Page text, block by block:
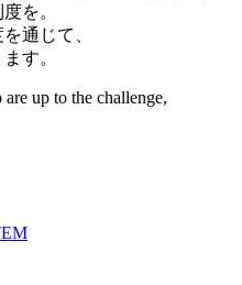
を。
通じて、
す。
up to the challenge,